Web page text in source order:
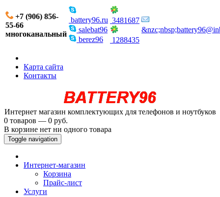
+7 (906) 856-
55-66
многоканальный
battery96.ru
salebat96
berez96
3481687
1288435
Карта сайта
Контакты
Интернет магазин комплектующих для телефонов и ноутбуков
0 товаров — 0 руб.
В корзине нет ни одного товара
Toggle navigation
Интернет-магазин
Корзина
Прайс-лист
Услуги